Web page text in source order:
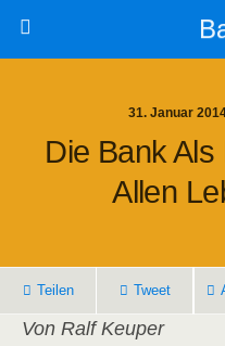
31. Januar
Die Bank
Allen
Tei­len Tweet
Von Ralf Keuper